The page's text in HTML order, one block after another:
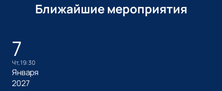
Ближайшие мероприятия
7
чт, 19:30
Января
2027